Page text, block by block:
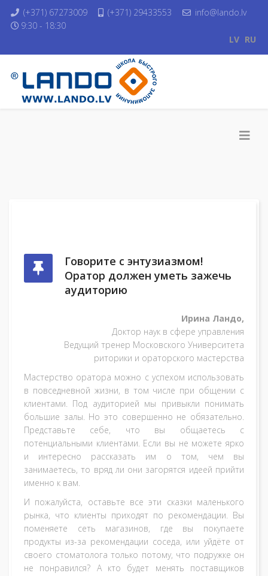
(+371) 67273009 (+371) 29433553
info@lando.lv
9:30 - 18:30
LV RU
Говорите с энтузиазмом!
Оратор должен уметь зажечь
аудиторию
Ирина Ландо,
Доктор наук в сфере управления
Ведущий тренер Московского Университета
риторики и ораторского мастерства
Мастерство оратора можно с успехом использовать
в повседневной жизни, в том числе при общении с
клиентами. Под аудиторией мы привыкли понимать
большие залы. Но это совершенно не обязательно.
Представьте себе, что вы общаетесь с
потенциальными клиентами. Если вы не можете ярко
и интересно рассказать им о том, чем вы
занимаетесь, то вряд ли они загорятся идеей прийти
именно к вам.
И пожалуйста, оставьте все эти сказки маленького
рынка, что клиенты приходят по рекомендации. Вы
поменяете сеть магазинов, где вы покупаете
продукты из-за рекомендации соседа, или уйдёте от
своего стоматолога только потому, что подружке он
не понравился? А кто будет менять поставщиков